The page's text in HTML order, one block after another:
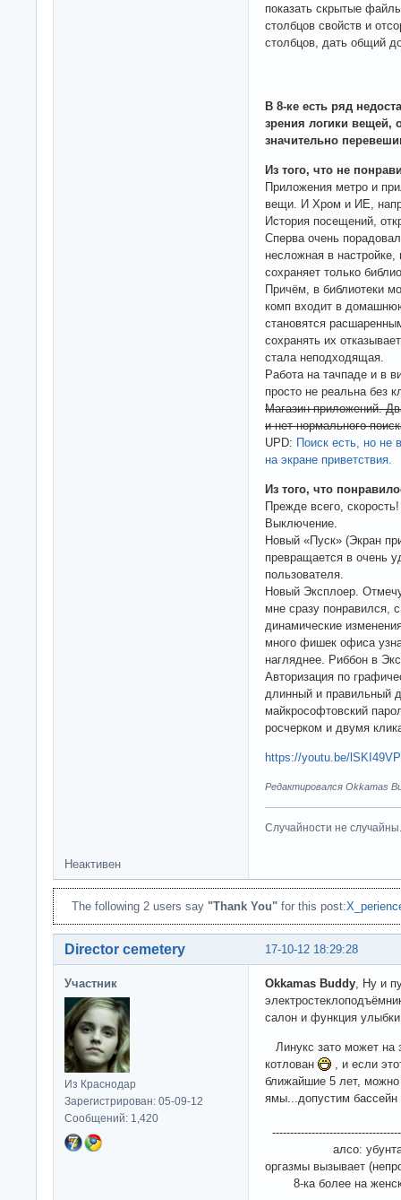
показать скрытые
столбцов свойств и
столбцов, дать общий
В 8-ке есть ряд
зрения логики
значительно
Из того, что не
Приложения метро и
вещи. И Хром и ИЕ,
История посещений,
Сперва очень
несложная в
сохраняет только
Причём, в библиотеки
комп входит в
становятся
сохранять их
стала неподходящая.
Работа на тачпаде и в
просто не реальна без
Магазин приложений.
и нет нормального
UPD: Поиск есть, но не
на экране приветствия.
Из того, что
Прежде всего,
Выключение.
Новый «Пуск» (Экран
превращается в очень
пользователя.
Новый Эксплоер.
мне сразу понравился,
динамические
много фишек офиса
нагляднее. Риббон в
Авторизация по
длинный и правильный
майкрософтовский
росчерком и двумя
https://youtu.be/
Редактировался Okkamas
Случайности не случайны.
Неактивен
The following 2 users say "Thank You" for this post:
17-10-12 18:29:28
Director cemetery
Участник
Из Краснодар
Зарегистрирован: 05-09-12
Сообщений: 1,420
Okkamas Buddy , Ну и
салон и функция
Линукс зато может на
котлован
, и если
ближайшие 5 лет, можно
ямы...допустим
алсо: убунта в
оргазмы вызывает
8-ка более на